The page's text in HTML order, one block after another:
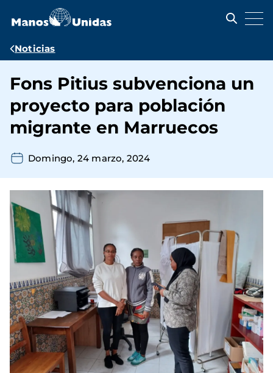
contenido
Ruta
navegación
Noticias
Fons Pitius subvenciona un
proyecto para población
migrante en Marruecos
Domingo, 24 marzo, 2024